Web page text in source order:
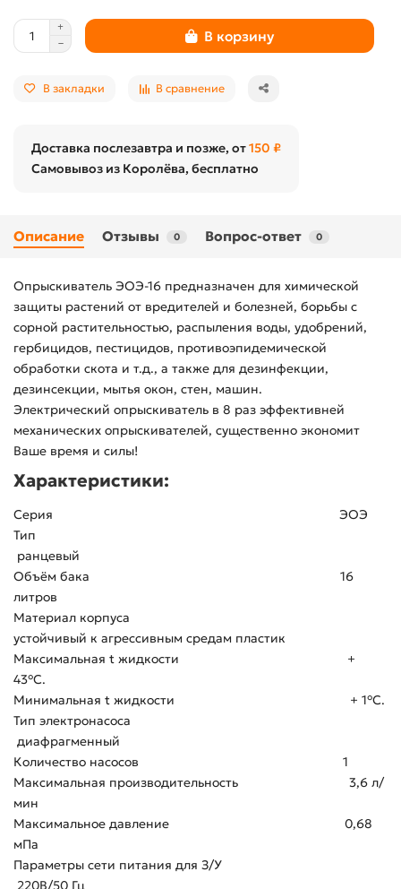
В корзину
В закладки В сравнение
Доставка послезавтра и позже, от150 ₽
Самовывоз из Королёва, бесплатно
Описание Отзывы 0 Вопрос-ответ 0
Опрыскиватель ЭОЭ-16 предназначен для химической
защиты растений от вредителей и болезней, борьбы с
сорной растительностью, распыления воды, удобрений,
гербицидов, пестицидов, противоэпидемической
обработки скота и т.д., а также для дезинфекции,
дезинсекции, мытья окон, стен, машин.
Электрический опрыскиватель в 8 раз эффективней
механических опрыскивателей, существенно экономит
Ваше время и силы!
Характеристики:
Серия ЭОЭ
Тип
ранцевый
Объём бака 16
литров
Материал корпуса
устойчивый к агрессивным средам пластик
Максимальная t жидкости +
43°C.
Минимальная t жидкости + 1°C.
Тип электронасоса
диафрагменный
Количество насосов 1
Максимальная производительность 3,6 л/
мин
Максимальное давление 0,68
мПа
Параметры сети питания для З/У
220В/50 Гц